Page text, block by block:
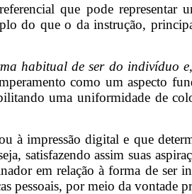
que pode representar
do que o da instrução,
habitual de ser do indivíduo e,
como um aspecto
uma uniformidade de
à impressão digital e que
satisfazendo assim suas
em relação à forma de ser
pessoais, por meio da vontade